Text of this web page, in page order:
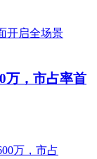
万，市占率首